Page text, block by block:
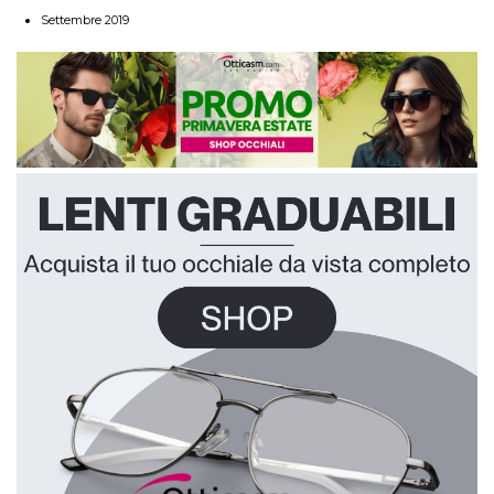
Settembre 2019